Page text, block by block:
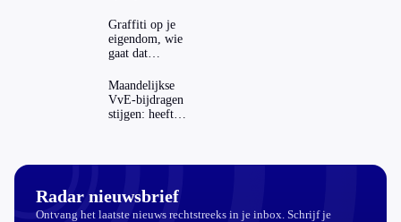
echt
aantrekkelijker?
Graffiti op je
eigendom, wie
gaat dat
Maandelijkse
VvE-bijdragen
stijgen: heeft
Radar nieuwsbrief
Ontvang het laatste nieuws rechtstreeks in je inbox. Schrijf je